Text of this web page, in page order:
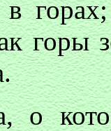
в
горы
о